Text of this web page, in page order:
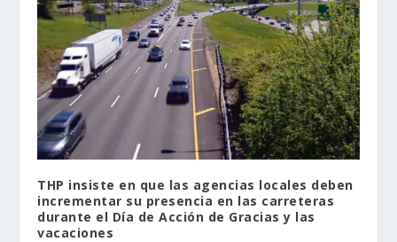
THP insiste en que las agencias locales deben
incrementar su presencia en las carreteras
durante el Día de Acción de Gracias y las
vacaciones